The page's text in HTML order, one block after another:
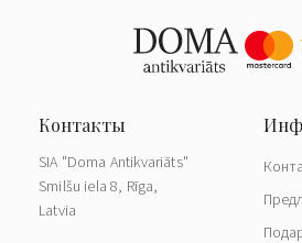
SIA "Doma Antikvariāts"
Smilšu iela 8, Rīga,
Latvia